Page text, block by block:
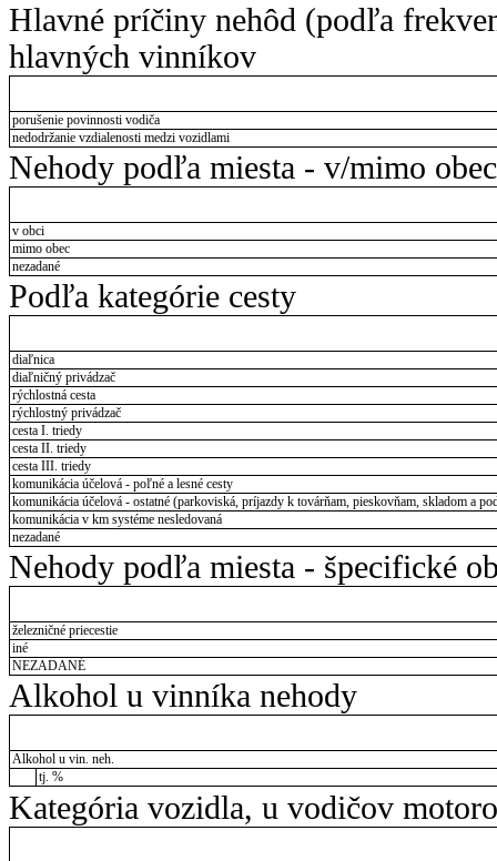
Hlavné príčiny nehôd (podľa
hlavných vinníkov
porušenie povinnosti vodiča
nedodržanie vzdialenosti medzi vozidlami
Nehody podľa miesta - v/mimo obec
v obci
mimo obec
nezadané
Podľa kategórie cesty
diaľnica
diaľničný privádzač
rýchlostná cesta
rýchlostný privádzač
cesta I. triedy
cesta II. triedy
cesta III. triedy
komunikácia účelová - poľné a lesné cesty
komunikácia účelová - ostatné (parkoviská, príjazdy k továrňam, pieskovňam, skladom a
komunikácia v km systéme nesledovaná
nezadané
Nehody podľa miesta - špecifické
železničné priecestie
iné
NEZADANÉ
Alkohol u vinníka nehody
Alkohol u vin. neh.
tj. %
Kategória vozidla, u vodičov